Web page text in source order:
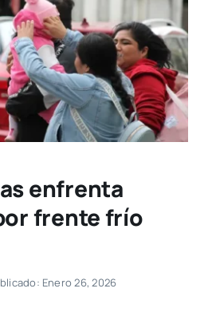
enfrenta
frente frío
Enero 26, 2026